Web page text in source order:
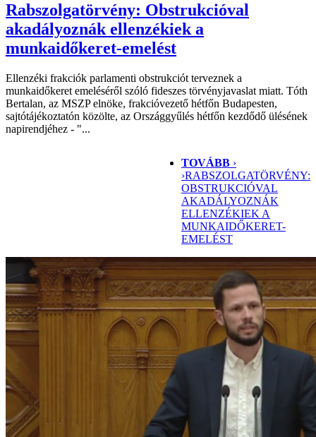
Rabszolgatörvény: Obstrukcióval
akadályoznák ellenzékiek a
munkaidőkeret-emelést
Ellenzéki frakciók parlamenti obstrukciót terveznek a
munkaidőkeret emeléséről szóló fideszes törvényjavaslat miatt. Tóth
Bertalan, az MSZP elnöke, frakcióvezető hétfőn Budapesten,
sajtótájékoztatón közölte, az Országgyűlés hétfőn kezdődő ülésének
napirendjéhez - "...
TOVÁBB ›
›RABSZOLGATÖRVÉNY:
OBSTRUKCIÓVAL
AKADÁLYOZNÁK
ELLENZÉKIEK A
MUNKAIDŐKERET-
EMELÉST